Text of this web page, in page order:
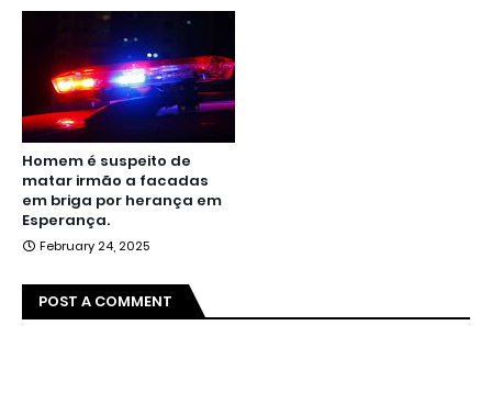
Homem é suspeito de
matar irmão a facadas
em briga por herança em
Esperança.
February 24, 2025
POST A COMMENT